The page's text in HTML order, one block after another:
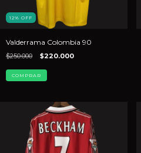
12% OFF
Valderrama Colombia 90
$250.000 $220.000
COMPRAR